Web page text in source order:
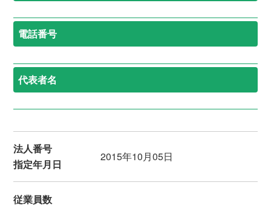
電話番号
代表者名
法人番号
指定年月日
2015年10月05日
従業員数